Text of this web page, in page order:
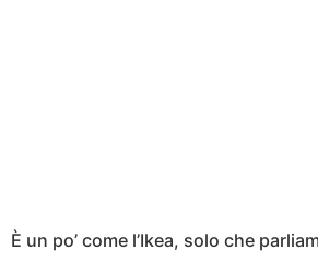
È un po’ come l’Ikea, solo che